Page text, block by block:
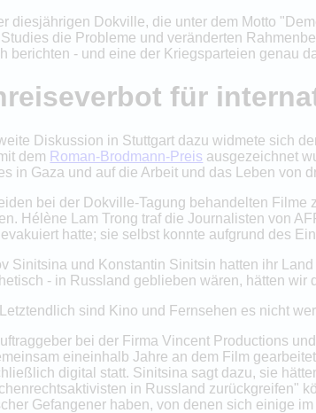
diesjährigen Dokville, die unter dem Motto
die Probleme und veränderten
berichten - und eine der Kriegsparteien genau
für
Diskussion in Stuttgart dazu widmete sich
dem Roman-Brodmann-Preis ausgezeichnet
in Gaza und auf die Arbeit und das Leben von
bei der Dokville-Tagung behandelten
Hélène Lam Trong traf die Journalisten von
hatte; sie selbst konnte aufgrund des
Sinitsina und Konstantin Sinitsin hatten ihr
- in Russland geblieben wären, hätten
Letztendlich sind Kino und Fernsehen es nicht
bei der Firma Vincent Productions
eineinhalb Jahre an dem Film
digital statt. Sinitsina sagt dazu, sie
in Russland zurückgreifen"
Gefangener haben, von denen sich einige